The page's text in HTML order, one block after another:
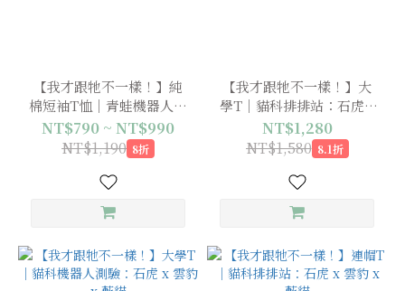
【我才跟牠不一樣！】純
棉短袖T恤｜青蛙機器人測
驗：角蛙 x 牛蛙 x 蟾蜍
NT$790 ~ NT$990
NT$1,190 8折
【我才跟牠不一樣！】大
學T｜貓科排排站：石虎 x
雲豹 x 藪貓
NT$1,280
NT$1,580 8.1折